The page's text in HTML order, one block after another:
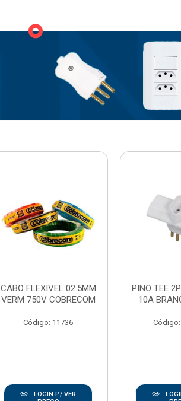
CABO FLEXIVEL 02.5MM
VERM 750V COBRECOM
Código: 11736
LOGIN P/ VER
PINO TEE
10A
Código: